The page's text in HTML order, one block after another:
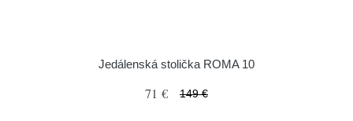
Jedálenská stolička ROMA 10
71 € 149 €